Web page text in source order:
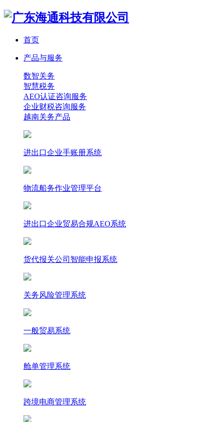
首页
产品与服务
数智关务
智慧税务
AEO认证咨询服务
企业财税咨询服务
越南关务产品
进出口企业手账册系统
物流船务作业管理平台
进出口企业贸易合规AEO系统
货代报关公司智能申报系统
关务风险管理系统
一般贸易系统
舱单管理系统
跨境电商管理系统